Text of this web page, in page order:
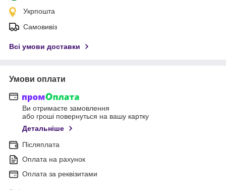
Укрпошта
Самовивіз
Всі умови доставки
Умови оплати
Ви отримаєте замовлення
або гроші повернуться на вашу картку
Детальніше
Післяплата
Оплата на рахунок
Оплата за реквізитами